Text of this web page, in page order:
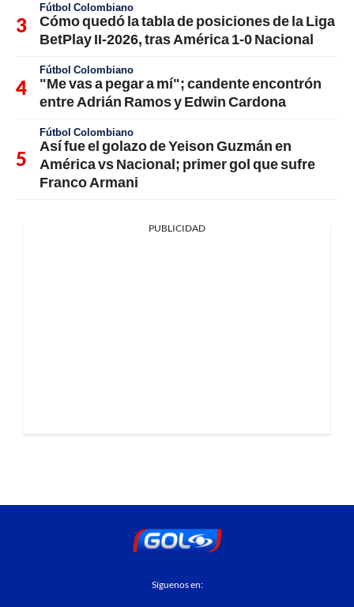
Fútbol Colombiano
Cómo quedó la tabla de posiciones de la Liga
BetPlay II-2026, tras América 1-0 Nacional
Fútbol Colombiano
"Me vas a pegar a mí"; candente encontrón
entre Adrián Ramos y Edwin Cardona
Fútbol Colombiano
Así fue el golazo de Yeison Guzmán en
América vs Nacional; primer gol que sufre
Franco Armani
PUBLICIDAD
Síguenos en: